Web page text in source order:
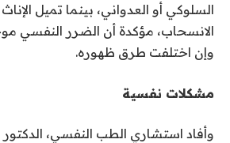
السلوكي أو العدواني، بينما تميل
الانسحاب، مؤكدة أن الضرر النفسي
وإن اختلفت طرق ظهوره.
مشكلات نفسية
وأفاد استشاري الطب النفسي،